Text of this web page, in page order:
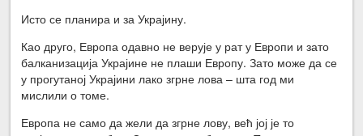
Исто се планира и за Украјину.
Као друго, Европа одавно не верује у рат у Европи и зато
балканизација Украјине не плаши Европу. Зато може да се
у прогутаној Украјини лако згрне лова – шта год ми
мислили о томе.
Европа не само да жели да згрне лову, већ јој је то